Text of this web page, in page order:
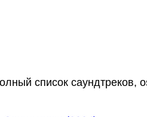
список саундтреков,